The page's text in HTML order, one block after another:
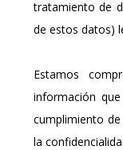
tratamiento de
de estos datos)
Estamos
información
cumplimiento
la